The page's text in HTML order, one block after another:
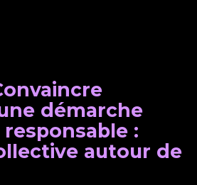
démarche
:
autour de